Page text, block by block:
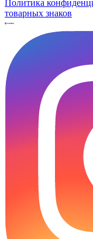
Политика
товарных знаков